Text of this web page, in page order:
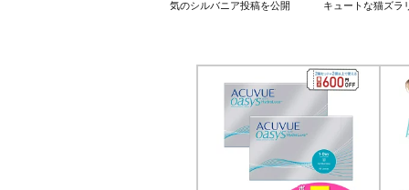
気のシルバニア投稿を公開
キュートな猫ズラ